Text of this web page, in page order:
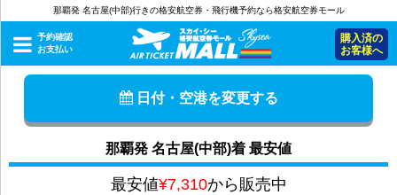
那覇発 名古屋(中部)行きの格安航空券・飛行機予約なら格安航空券モール
予約確認
お支払い
購入済の
お客様へ
日付・空港を変更する
那覇発 名古屋(中部)着 最安値
最安値¥7,310から販売中